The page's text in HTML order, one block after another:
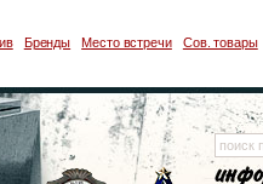
Бренды Место встречи Сов. товары